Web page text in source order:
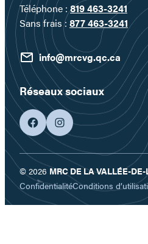
Téléphone :819 463-3241
Sans frais : 877 463-3241
info@mrcvg.qc.ca
Réseaux sociaux
facebookgoogleplus
© 2026 MRC DE LA VALLÉE-
ConfidentialitéConditions